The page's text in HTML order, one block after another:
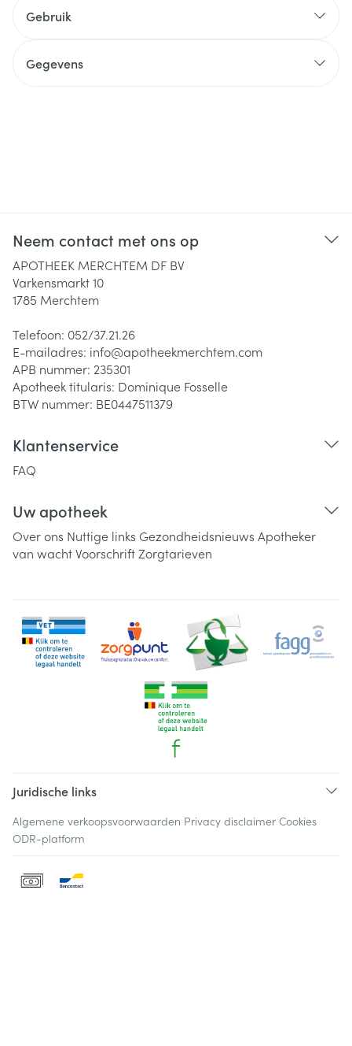
Gebruik
Gegevens
Neem contact met ons op
APOTHEEK MERCHTEM DF BV
Varkensmarkt 10
1785 Merchtem
Telefoon: 052/37.21.26
E-mailadres: info@apotheekmerchtem.com
APB nummer: 235301
Apotheek titularis: Dominique Fosselle
BTW nummer: BE0447511379
Klantenservice
FAQ
Uw apotheek
Over ons Nuttige links Gezondheidsnieuws Apotheker
van wachtVoorschriftZorgtarieven
Juridische links
Algemene verkoopsvoorwaarden Privacy disclaimer Cookies
ODR-platform